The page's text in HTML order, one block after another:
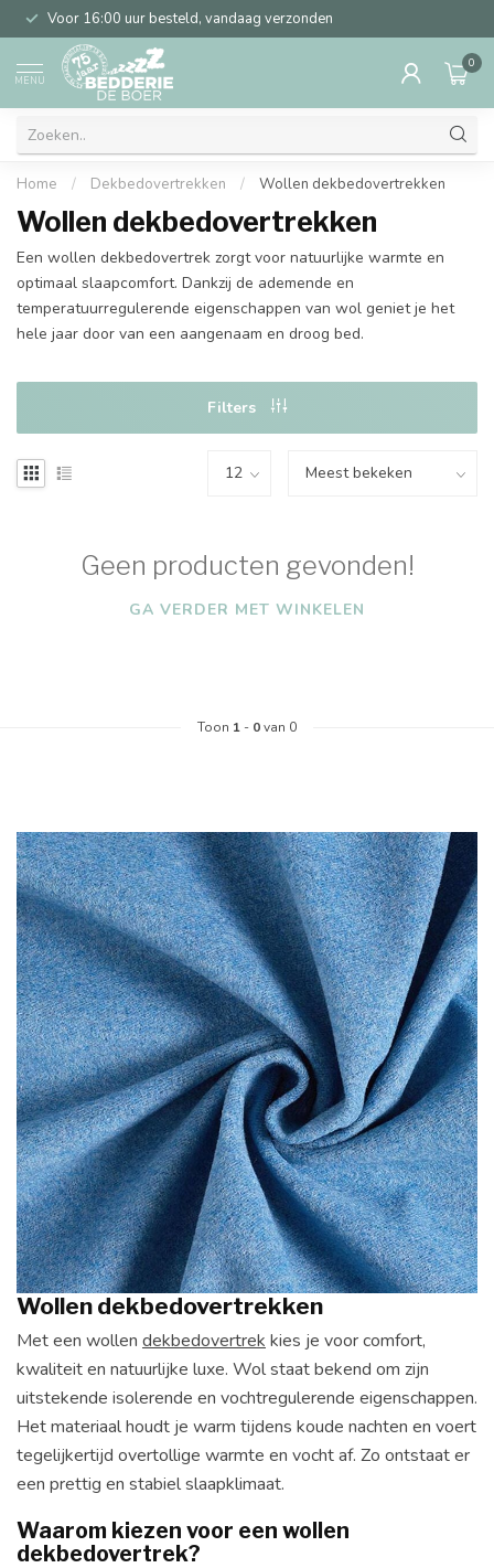
Voor 16:00 uur besteld, vandaag verzonden
MENU
0
Home / Dekbedovertrekken / Wollen dekbedovertrekken
Wollen dekbedovertrekken
Een wollen dekbedovertrek zorgt voor natuurlijke warmte en
optimaal slaapcomfort. Dankzij de ademende en
temperatuurregulerende eigenschappen van wol geniet je het
hele jaar door van een aangenaam en droog bed.
Filters
Geen producten gevonden!
GA VERDER MET WINKELEN
Toon 1 - 0van 0
Wollen dekbedovertrekken
Met een wollen dekbedovertrek kies je voor comfort,
kwaliteit en natuurlijke luxe. Wol staat bekend om zijn
uitstekende isolerende en vochtregulerende eigenschappen.
Het materiaal houdt je warm tijdens koude nachten en voert
tegelijkertijd overtollige warmte en vocht af. Zo ontstaat er
een prettig en stabiel slaapklimaat.
Waarom kiezen voor een wollen
dekbedovertrek?